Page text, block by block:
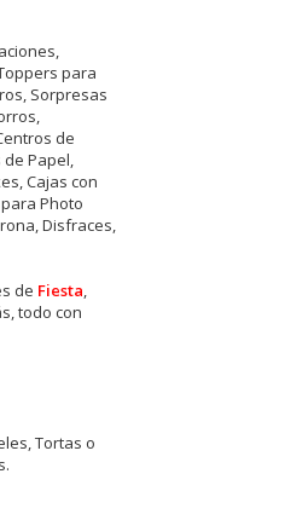
para
Sorpresas
de
de Papel,
Cajas con
Photo
Disfraces,
de Fiesta,
todo con
Tortas o